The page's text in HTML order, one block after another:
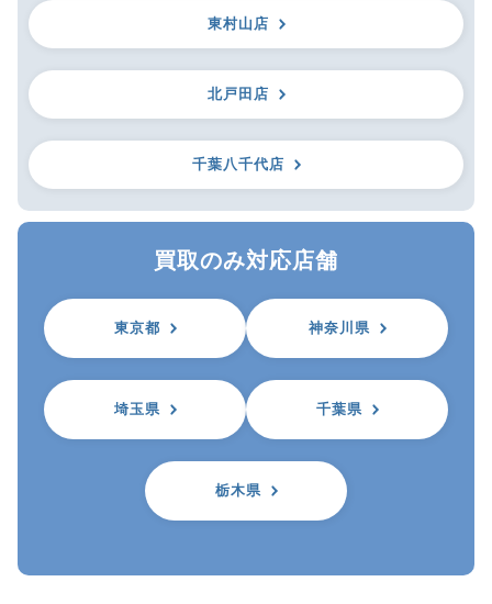
東村山店
北戸田店
千葉八千代店
買取のみ対応店舗
東京都 神奈川県
埼玉県 千葉県
栃木県